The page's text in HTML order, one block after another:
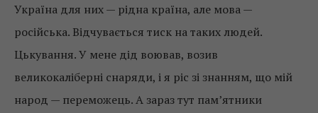
Україна для них — рідна країна, але мова —
російська. Відчувається тиск на таких людей.
Цькування. У мене дід воював, возив
великокаліберні снаряди, і я ріс зі знанням, що мій
народ — переможець. А зараз тут пам’ятники